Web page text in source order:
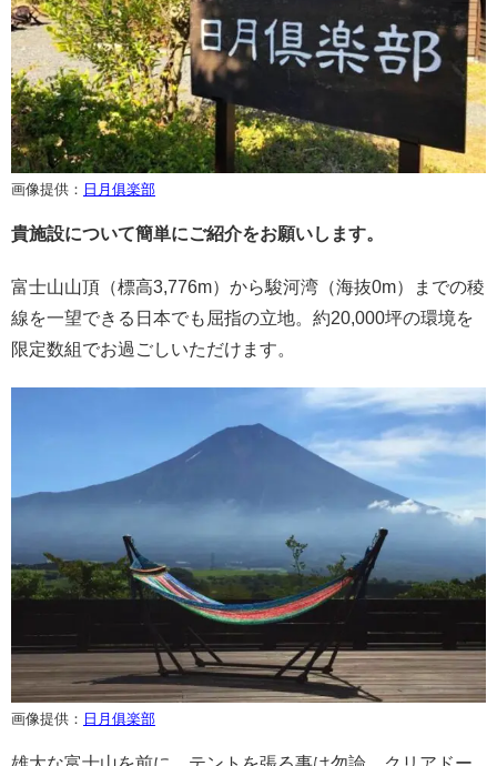
画像提供： 日月俱楽部
貴施設について簡単にご紹介をお願いします。
富士山山頂（標高3,776m）から駿河湾（海抜0m）までの稜
線を一望できる日本でも屈指の立地。約20,000坪の環境を
限定数組でお過ごしいただけます。
画像提供： 日月俱楽部